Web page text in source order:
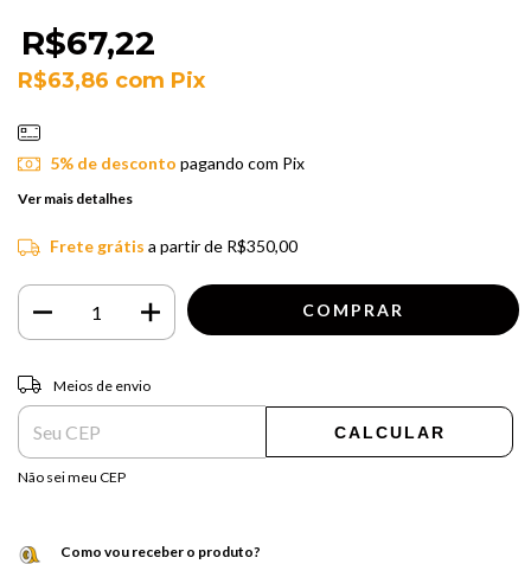
R$67,22
R$63,86 com Pix
5% de desconto pagando com Pix
Ver mais detalhes
Frete grátis a partir de R$350,00
Entregas para o CEP:
Meios de envio
CALCULAR
Não sei meu CEP
Como vou receber o produto?